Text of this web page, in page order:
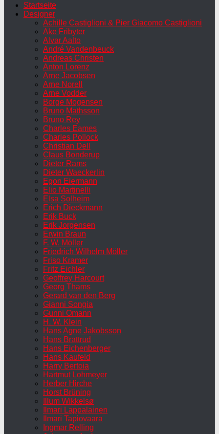
Startseite
Designer
Achille Castiglioni & Pier Giacomo Castiglioni
Ake Fribyter
Alvar Aalto
André Vandenbeuck
Andreas Christen
Anton Lorenz
Arne Jacobsen
Arne Norell
Arne Vodder
Borge Mogensen
Bruno Mathsson
Bruno Rey
Charles Eames
Charles Pollock
Christian Dell
Claus Bonderup
Dieter Rams
Dieter Waeckerlin
Egon Eiermann
Elio Martinelli
Elsa Solheim
Erich Dieckmann
Erik Buck
Erik Jorgensen
Erwin Braun
F. W. Möller
Friedrich Wilhelm Möller
Friso Kramer
Fritz Eichler
Geoffrey Harcourt
Georg Thams
Gerard van den Berg
Gianni Songia
Gunni Omann
H. W. Klein
Hans Agne Jakobsson
Hans Brattrud
Hans Eichenberger
Hans Kaufeld
Harry Bertoia
Hartmut Lohmeyer
Herber Hirche
Horst Brüning
Illum Wikkelsø
Ilmari Lappalainen
Ilmari Tapiovaara
Ingmar Relling